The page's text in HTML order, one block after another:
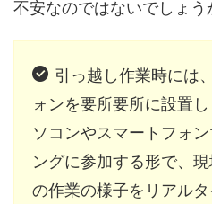
不安なのではないでしょう
引っ越し作業時には
ォンを要所要所に設置し
ソコンやスマートフォ
ングに参加する形で、
の作業の様子をリアル